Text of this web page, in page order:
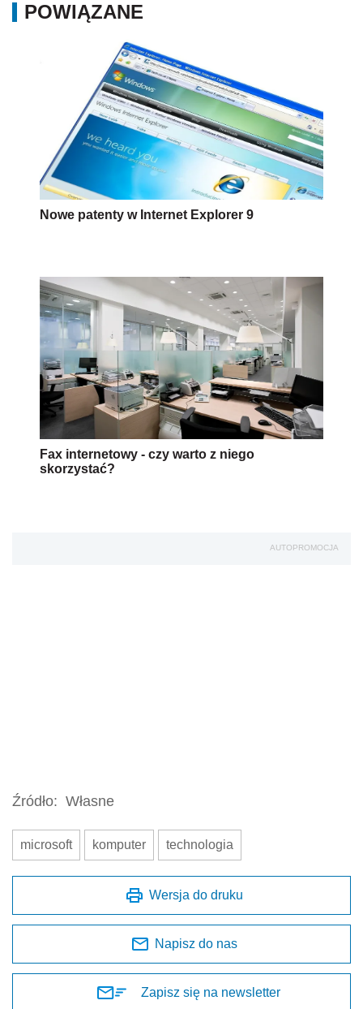
POWIĄZANE
Nowe patenty w Internet Explorer 9
Fax internetowy - czy warto z niego
skorzystać?
AUTOPROMOCJA
Źródło: Własne
microsoft komputer technologia
Wersja do druku
Napisz do nas
Zapisz się na newsletter